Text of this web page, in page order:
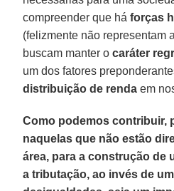
compreender que háforças
(felizmente não representam
buscam manter ocaráter
um dos fatores
distribuição de renda em
Como podemos contribuir,
naquelas que não estão
área, para a construção de
a tributação, ao invés de